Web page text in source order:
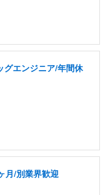
グエンジニア/年間休
月/別業界歓迎